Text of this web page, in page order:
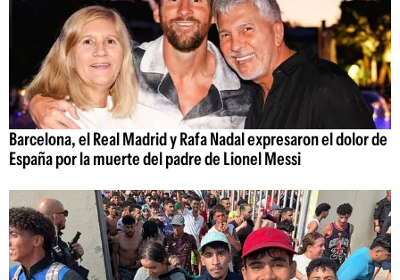
Barcelona, el Real Madrid y Rafa Nadal expresaron el dolor de
España por la muerte del padre de Lionel Messi